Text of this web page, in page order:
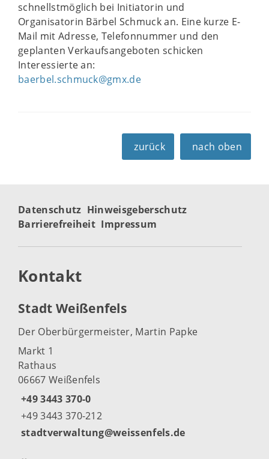
schnellstmöglich bei Initiatorin und
Organisatorin Bärbel Schmuck an. Eine kurze E-
Mail mit Adresse, Telefonnummer und den
geplanten Verkaufsangeboten schicken
Interessierte an:
baerbel.schmuck@gmx.de
zurück nach oben
Datenschutz Hinweisgeberschutz
Barrierefreiheit Impressum
Kontakt
Stadt Weißenfels
Der Oberbürgermeister, Martin Papke
Markt 1
Rathaus
06667 Weißenfels
+49 3443 370-0
+49 3443 370-212
stadtverwaltung@weissenfels.de